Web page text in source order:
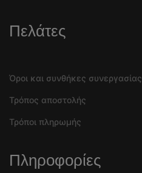
Πελάτες
Όροι και συνθήκες συνεργασίας
Τρόπος αποστολής
Τρόποι πληρωμής
Πληροφορίες